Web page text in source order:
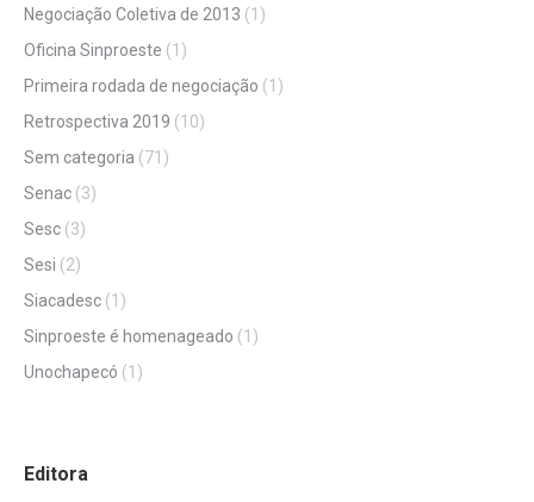
Negociação Coletiva de 2013 (1)
Oficina Sinproeste (1)
Primeira rodada de negociação (1)
Retrospectiva 2019 (10)
Sem categoria (71)
Senac (3)
Sesc (3)
Sesi (2)
Siacadesc (1)
Sinproeste é homenageado (1)
Unochapecó (1)
Editora